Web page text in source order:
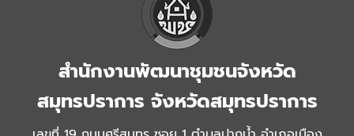
สำนักงานพัฒนาชุมชนจังหวัด
สมุทรปราการ จังหวัดสมุทรปราการ